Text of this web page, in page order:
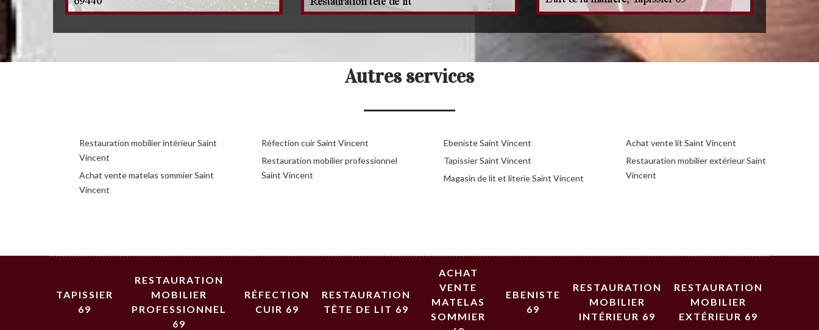
Autres services
Restauration mobilier intérieur Saint
Vincent
Achat vente matelas sommier Saint
Vincent
Réfection cuir Saint Vincent
Restauration mobilier professionnel
Saint Vincent
Ebeniste Saint Vincent
Tapissier Saint Vincent
Magasin de lit et literie Saint Vincent
Achat vente lit Saint Vincent
Restauration mobilier extérieur Saint
Vincent
TAPISSIER
69
RESTAURATION
MOBILIER
PROFESSIONNEL
69
RÉFECTION
CUIR 69
RESTAURATION
TÊTE DE LIT 69
ACHAT
VENTE
MATELAS
SOMMIER
EBENISTE
69
RESTAURATION
MOBILIER
INTÉRIEUR 69
RESTAURATION
MOBILIER
EXTÉRIEUR 69